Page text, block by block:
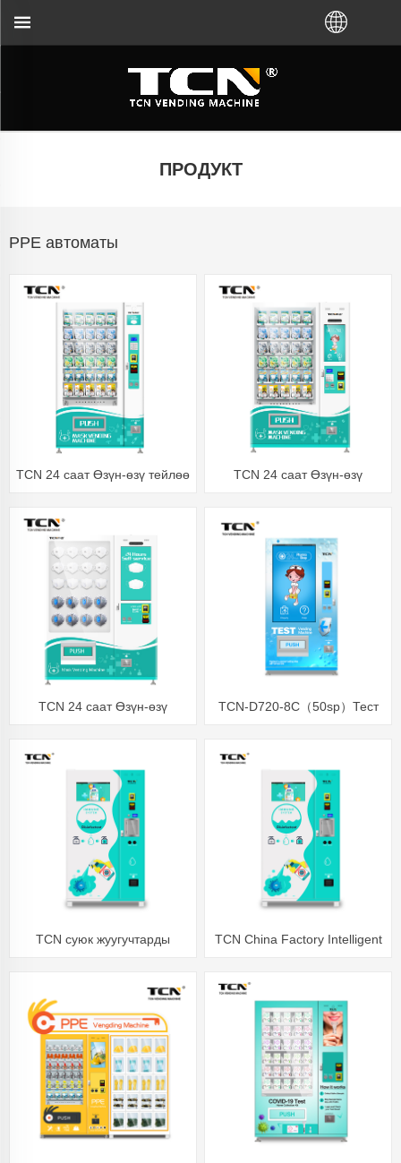
ПРОДУКТ
PPE автоматы
TCN 24 саат Өзүн-өзү тейлөө
сатуучу машина
TCN 24 саат Өзүн-өзү
Бет маскасы хирургиялык
маска сатуучу машина
TCN 24 саат Өзүн-өзү
Бет маскасы Хирургиялык
маска Колго сантизатор
сатуучу машина
TCN-D720-8C（50sp）Тест
TCN суюк жуугучтарды
TCN China Factory Intelligent
дистрибьютордон сатып алганыңызга